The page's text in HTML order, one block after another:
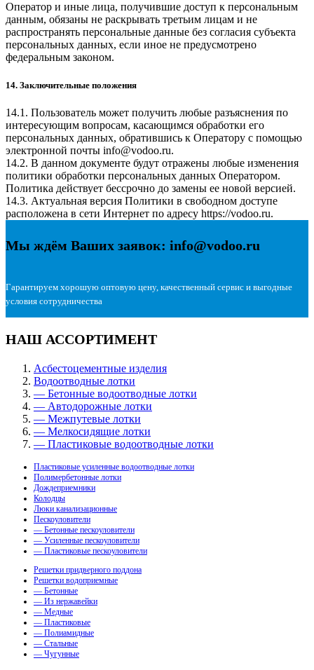
Оператор и иные лица, получившие доступ к персональным
данным, обязаны не раскрывать третьим лицам и не
распространять персональные данные без согласия субъекта
персональных данных, если иное не предусмотрено
федеральным законом.
14. Заключительные положения
14.1. Пользователь может получить любые разъяснения по
интересующим вопросам, касающимся обработки его
персональных данных, обратившись к Оператору с помощью
электронной почты info@vodoo.ru.
14.2. В данном документе будут отражены любые изменения
политики обработки персональных данных Оператором.
Политика действует бессрочно до замены ее новой версией.
14.3. Актуальная версия Политики в свободном доступе
расположена в сети Интернет по адресу https://vodoo.ru.
Мы ждём Ваших заявок: info@vodoo.ru
Гарантируем хорошую оптовую цену, качественный сервис и выгодные
условия сотрудничества
НАШ АССОРТИМЕНТ
Асбестоцементные изделия
Водоотводные лотки
— Бетонные водоотводные лотки
— Автодорожные лотки
— Межпутевые лотки
— Мелкосидящие лотки
— Пластиковые водоотводные лотки
Пластиковые усиленные водоотводные лотки
Полимербетонные лотки
Дождеприемники
Колодцы
Люки канализационные
Пескоуловители
— Бетонные пескоуловители
— Усиленные пескоуловители
— Пластиковые пескоуловители
Решетки придверного поддона
Решетки водоприемные
— Бетонные
— Из нержавейки
— Медные
— Пластиковые
— Полиамидные
— Стальные
— Чугунные